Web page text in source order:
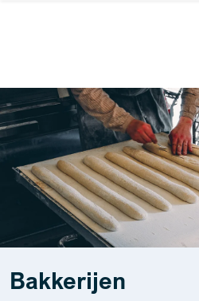
Bakkerijen